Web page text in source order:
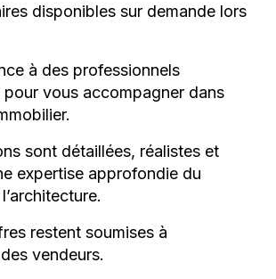
disponibles sur demande lors
à des professionnels
pour vous accompagner dans
sont détaillées, réalistes et
expertise approfondie du
restent soumises à
vendeurs.